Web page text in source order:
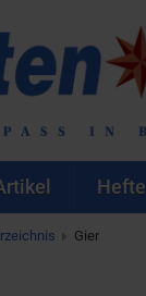
Hefte
Gier